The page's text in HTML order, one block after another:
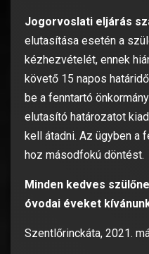
Jogorvoslati eljárás
elutasítása esetén a
kézhezvételét, ennek
követő 15 napos
be a fenntartó
elutasító határozatot
kell átadni. Az ügyben a
hoz másodfokú döntést.
Minden kedves
óvodai éveket
Szentlőrinckáta, 2021.